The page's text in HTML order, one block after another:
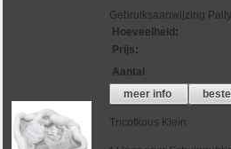
Gebruiksaanwijzing
Hoeveelheid :
Prijs:
Aantal
meer info
bestel
Tricotkous Klein